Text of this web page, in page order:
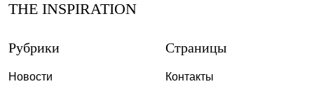
THE INSPIRATION
Рубрики
Новости
Страницы
Контакты